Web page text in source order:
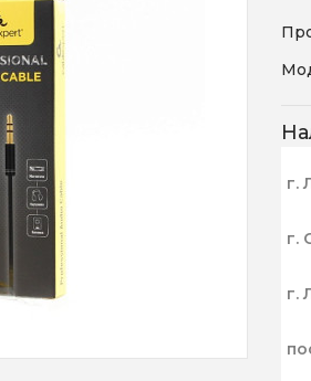
г.
г.
г.